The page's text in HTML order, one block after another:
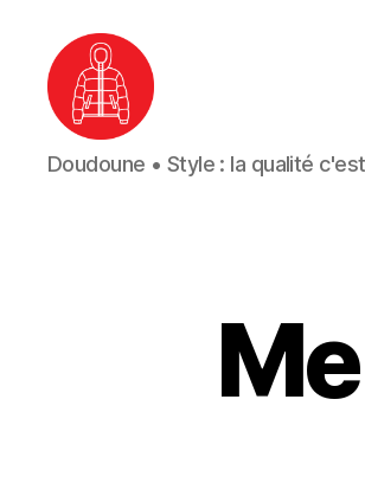
Doudoune
•
Doudoune • Style : la qualité